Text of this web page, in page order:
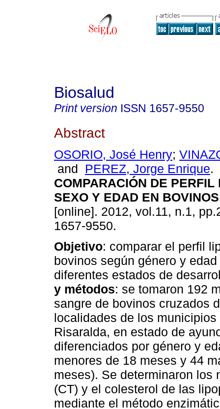
Biosalud
Print version ISSN 1657-9550
Abstract
OSORIO, José Henry;
and PEREZ, Jorge Enrique.
COMPARACIÓN DE PERFIL
SEXO Y EDAD EN BOVINOS
[online]. 2012, vol.11, n.1,
1657-9550.
Objetivo: comparar el perfil
bovinos según género y
diferentes estados de
y métodos: se tomaron 192
sangre de bovinos cruzados
localidades de los
Risaralda, en estado de
diferenciados por género y
menores de 18 meses y 44
meses). Se determinaron los
(CT) y el colesterol de las
mediante el método